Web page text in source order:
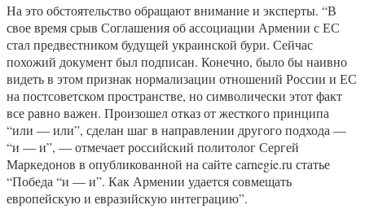
На это обстоятельство обращают внимание и эксперты. “В
свое время срыв Соглашения об ассоциации Армении с ЕС
стал предвестником будущей украинской бури. Сейчас
похожий документ был подписан. Конечно, было бы наивно
видеть в этом признак нормализации отношений России и ЕС
на постсоветском пространстве, но символически этот факт
все равно важен. Произошел отказ от жесткого принципа
“или — или”, сделан шаг в направлении другого подхода —
“и — и”, — отмечает российский политолог Сергей
Маркедонов в опубликованной на сайте carnegie.ru статье
“Победа “и — и”. Как Армении удается совмещать
европейскую и евразийскую интеграцию”.